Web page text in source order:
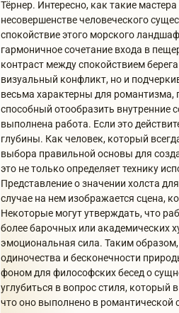
Тёрнер. Интересно, как такие
несовершенстве человеческого
спокойствие этого морского
гармоничное сочетание входа в
контраст между спокойствием
визуальный конфликт, но и
весьма характерны для романтизма,
способный отообразить внутренние
выполнена работа. Если это
глубины. Как человек, который
выбора правильной основы для
это не только определяет технику
Представление о значении холста
случае на нем изображается сцена,
Некоторые могут утверждать, что
более барочных или академических
эмоциональная сила. Таким
одиночества и бесконечности
фоном для философских бесед о
углубиться в вопрос стиля, который
что оно выполнено в романтической